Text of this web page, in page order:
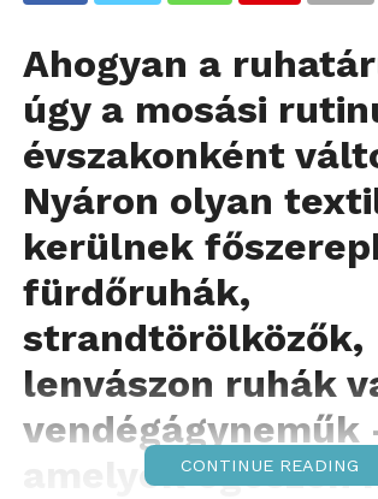
Ahogyan a
úgy a mosási
évszakonként
Nyáron olyan
kerülnek
fürdőruhák,
strandtörölközők,
lenvászon ruhák
vendégágyneműk
amelyek egészen
CONTINUE READING